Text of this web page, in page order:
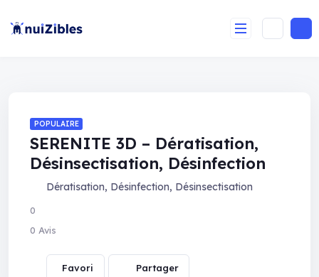
SERENITE 3D – Dératisation,
Désinsectisation, Désinfection
POPULAIRE
Dératisation, Désinfection, Désinsectisation
0
0 Avis
Partager